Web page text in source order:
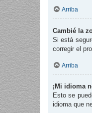
Arriba
Cambié la
Si está
corregir el
Arriba
¡Mi idioma
Esto se
idioma que